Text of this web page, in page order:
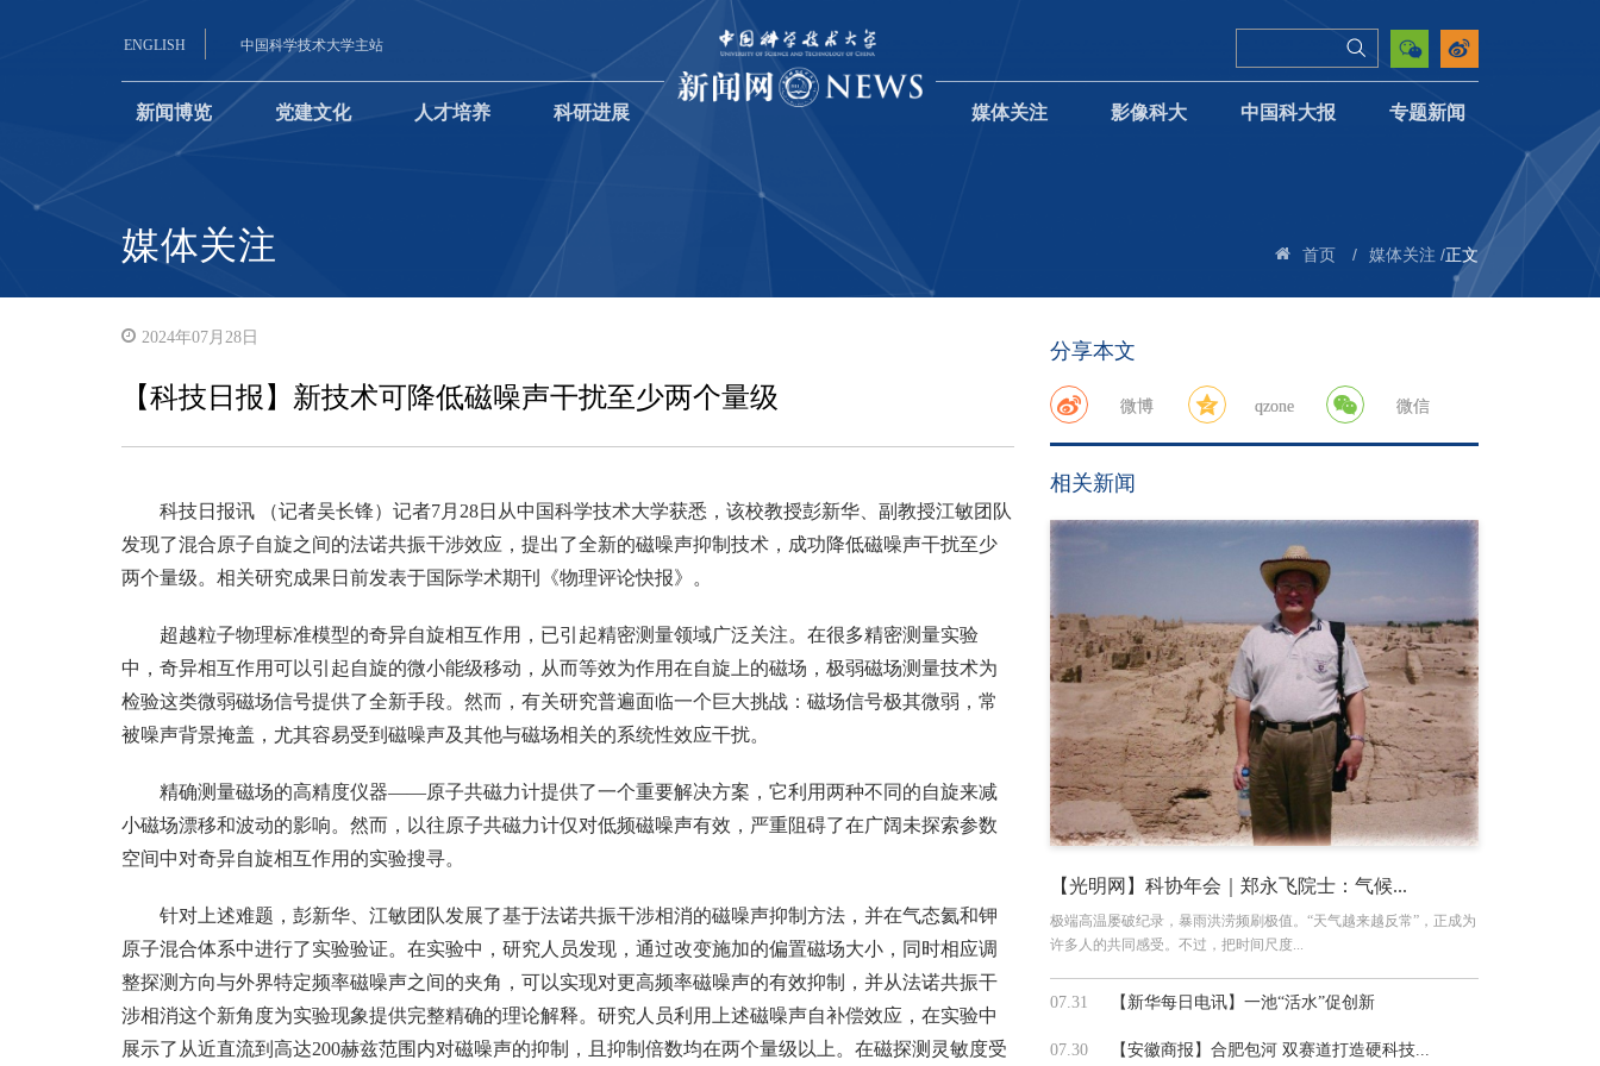
ENGLISH 中国科学技术大学主站
新闻博览 党建文化 人才培养 科研进展 媒体关注 影像科大 中国科大报 专题新闻
媒体关注 首页 / 媒体关注 /正文
2024年07月28日
【科技日报】新技术可降低磁噪声干扰至少两个量级
科技日报讯 （记者吴长锋）记者7月28日从中国科学技术大学获悉，该校教授彭新华、副教授江敏团队
发现了混合原子自旋之间的法诺共振干涉效应，提出了全新的磁噪声抑制技术，成功降低磁噪声干扰至少
两个量级。相关研究成果日前发表于国际学术期刊《物理评论快报》。
超越粒子物理标准模型的奇异自旋相互作用，已引起精密测量领域广泛关注。在很多精密测量实验
中，奇异相互作用可以引起自旋的微小能级移动，从而等效为作用在自旋上的磁场，极弱磁场测量技术为
检验这类微弱磁场信号提供了全新手段。然而，有关研究普遍面临一个巨大挑战：磁场信号极其微弱，常
被噪声背景掩盖，尤其容易受到磁噪声及其他与磁场相关的系统性效应干扰。
精确测量磁场的高精度仪器——原子共磁力计提供了一个重要解决方案，它利用两种不同的自旋来减
小磁场漂移和波动的影响。然而，以往原子共磁力计仅对低频磁噪声有效，严重阻碍了在广阔未探索参数
空间中对奇异自旋相互作用的实验搜寻。
针对上述难题，彭新华、江敏团队发展了基于法诺共振干涉相消的磁噪声抑制方法，并在气态氦和钾
原子混合体系中进行了实验验证。在实验中，研究人员发现，通过改变施加的偏置磁场大小，同时相应调
整探测方向与外界特定频率磁噪声之间的夹角，可以实现对更高频率磁噪声的有效抑制，并从法诺共振干
涉相消这个新角度为实验现象提供完整精确的理论解释。研究人员利用上述磁噪声自补偿效应，在实验中
展示了从近直流到高达200赫兹范围内对磁噪声的抑制，且抑制倍数均在两个量级以上。在磁探测灵敏度受
分享本文
微博 qzone 微信
相关新闻
【光明网】科协年会｜郑永飞院士：气候...
极端高温屡破纪录，暴雨洪涝频刷极值。“天气越来越反常”，正成为
许多人的共同感受。不过，把时间尺度...
07.31 【新华每日电讯】一池“活水”促创新
07.30 【安徽商报】合肥包河 双赛道打造硬科技...